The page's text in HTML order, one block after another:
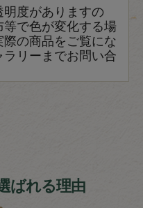
度がありますの
で色が変化する場
の商品をご覧にな
リーまでお問い合
ばれる理由